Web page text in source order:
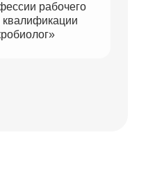
рабочего